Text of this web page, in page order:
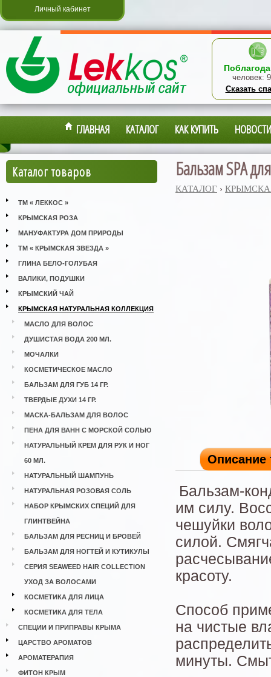
Личный кабинет
человек:
Сказать
ГЛАВНАЯ КАТАЛОГ КАК КУПИТЬ НОВОСТИ
Каталог товаров
ТМ « ЛЕККОС »
КРЫМСКАЯ РОЗА
МАНУФАКТУРА ДОМ ПРИРОДЫ
ТМ « КРЫМСКАЯ ЗВЕЗДА »
ГЛИНА БЕЛО-ГОЛУБАЯ
ВАЛИКИ, ПОДУШКИ
КРЫМСКИЙ ЧАЙ
КРЫМСКАЯ НАТУРАЛЬНАЯ КОЛЛЕКЦИЯ
МАСЛО ДЛЯ ВОЛОС
ДУШИСТАЯ ВОДА 200 МЛ.
МОЧАЛКИ
КОСМЕТИЧЕСКОЕ МАСЛО
БАЛЬЗАМ ДЛЯ ГУБ 14 ГР.
ТВЕРДЫЕ ДУХИ 14 ГР.
МАСКА-БАЛЬЗАМ ДЛЯ ВОЛОС
ПЕНА ДЛЯ ВАНН С МОРСКОЙ СОЛЬЮ
НАТУРАЛЬНЫЙ КРЕМ ДЛЯ РУК И НОГ
60 МЛ.
НАТУРАЛЬНЫЙ ШАМПУНЬ
НАТУРАЛЬНАЯ РОЗОВАЯ СОЛЬ
НАБОР КРЫМСКИХ СПЕЦИЙ ДЛЯ
ГЛИНТВЕЙНА
БАЛЬЗАМ ДЛЯ РЕСНИЦ И БРОВЕЙ
БАЛЬЗАМ ДЛЯ НОГТЕЙ И КУТИКУЛЫ
СЕРИЯ SEAWEED HAIR COLLECTION
УХОД ЗА ВОЛОСАМИ
КОСМЕТИКА ДЛЯ ЛИЦА
КОСМЕТИКА ДЛЯ ТЕЛА
СПЕЦИИ И ПРИПРАВЫ КРЫМА
ЦАРСТВО АРОМАТОВ
АРОМАТЕРАПИЯ
ФИТОН КРЫМ
Бальзам SPA
КАТАЛОГ ›
Описание
Бальзам-
им силу.
чешуйки
силой.
красоту.
Способ
на чистые
минуты.